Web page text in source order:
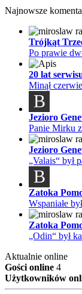
Najnowsze
Trójkąt
Po prawie
20 lat
Minął
B
Jezioro
Panie Mirku
Jezioro
„Valais“ był
B
Zatoka
Wspaniałe
Zatoka
„Odin“ był
Aktualnie online
Gości online 4
Użytkowników